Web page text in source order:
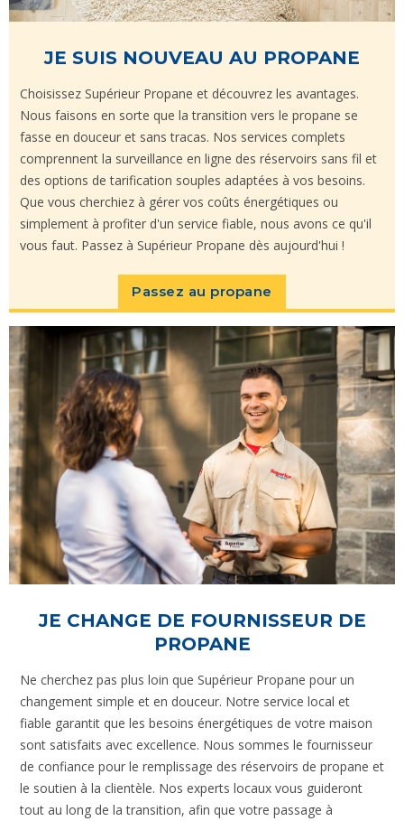
JE SUIS NOUVEAU AU PROPANE
Choisissez Supérieur Propane et découvrez les avantages.
Nous faisons en sorte que la transition vers le propane se
fasse en douceur et sans tracas. Nos services complets
comprennent la surveillance en ligne des réservoirs sans fil et
des options de tarification souples adaptées à vos besoins.
Que vous cherchiez à gérer vos coûts énergétiques ou
simplement à profiter d'un service fiable, nous avons ce qu'il
vous faut. Passez à Supérieur Propane dès aujourd'hui !
Passez au propane
JE CHANGE DE FOURNISSEUR DE
PROPANE
Ne cherchez pas plus loin que Supérieur Propane pour un
changement simple et en douceur. Notre service local et
fiable garantit que les besoins énergétiques de votre maison
sont satisfaits avec excellence. Nous sommes le fournisseur
de confiance pour le remplissage des réservoirs de propane et
le soutien à la clientèle. Nos experts locaux vous guideront
tout au long de la transition, afin que votre passage à